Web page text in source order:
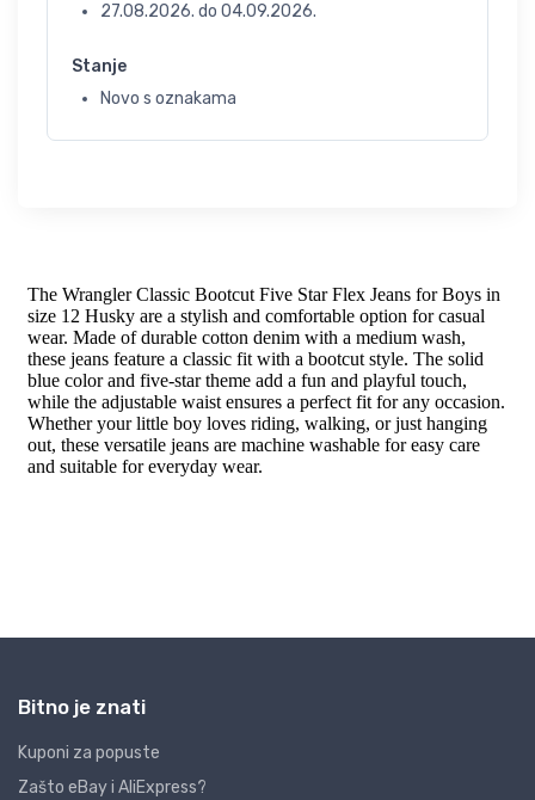
27.08.2026. do 04.09.2026.
Stanje
Novo s oznakama
Bitno je znati
Kuponi za popuste
Zašto eBay i AliExpress?